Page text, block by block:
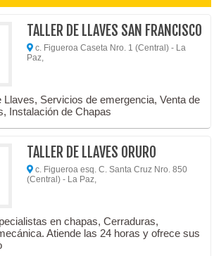
TALLER DE LLAVES SAN FRANCISCO
c. Figueroa Caseta Nro. 1 (Central) - La
Paz,
Llaves, Servicios de emergencia, Venta de
Instalación de Chapas
TALLER DE LLAVES ORURO
c. Figueroa esq. C. Santa Cruz Nro. 850
(Central) - La Paz,
en chapas, Cerraduras,
Atiende las 24 horas y ofrece sus